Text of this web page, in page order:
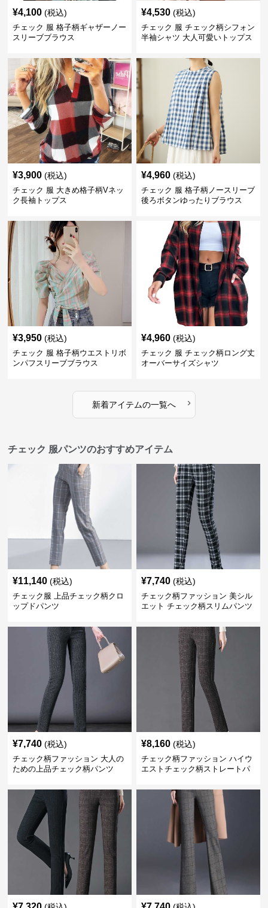
¥4,100 (税込)
チェック 服 格子柄ギャザーノー
スリーブブラウス
¥4,530 (税込)
チェック 服 チェック柄シフォン
半袖シャツ 大人可愛いトップス
¥3,900 (税込)
チェック 服 大きめ格子柄Vネッ
ク長袖トップス
¥4,960 (税込)
チェック 服 格子柄ノースリーブ
後ろボタンゆったりブラウス
¥3,950 (税込)
チェック 服 格子柄ウエストリボ
ンパフスリーブブラウス
¥4,960 (税込)
チェック 服 チェック柄ロング丈
オーバーサイズシャツ
新着アイテムの一覧へ ›
チェック 服パンツのおすすめアイテム
¥11,140 (税込)
チェック服 上品チェック柄クロ
ップドパンツ
¥7,740 (税込)
チェック柄ファッション 美シル
エット チェック柄スリムパンツ
¥7,740 (税込)
チェック柄ファッション 大人の
ための上品チェック柄パンツ
¥8,160 (税込)
チェック柄ファッション ハイウ
エストチェック柄ストレートパ